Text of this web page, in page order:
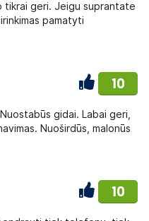
tikrai geri. Jeigu suprantate
pamatyti
10
gidai. Labai geri,
Nuoširdūs, malonūs
10